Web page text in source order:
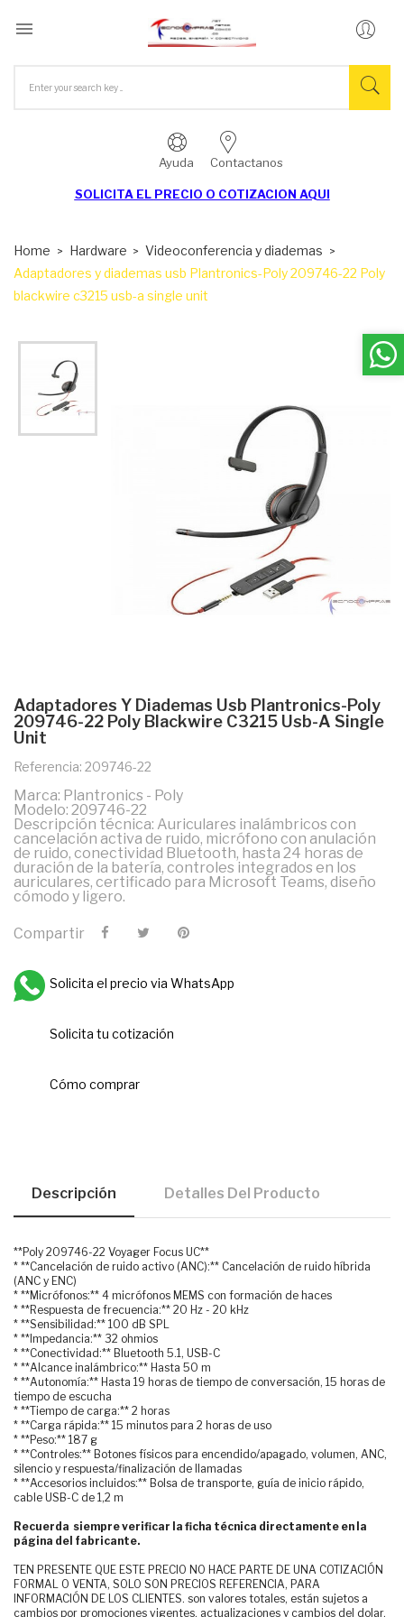

Ayuda Contactanos
SOLICITA EL PRECIO O COTIZACION AQUI
Home Hardware
Videoconferencia y diademas
Adaptadores y diademas usb Plantronics-Poly 209746-22 Poly
blackwire c3215 usb-a single unit
Adaptadores Y Diademas Usb Plantronics-Poly
209746-22 Poly Blackwire C3215 Usb-A Single
Unit
Referencia: 209746-22
Marca: Plantronics - Poly
Modelo: 209746-22
Descripción técnica: Auriculares inalámbricos con
cancelación activa de ruido, micrófono con anulación
de ruido, conectividad Bluetooth, hasta 24 horas de
duración de la batería, controles integrados en los
auriculares, certificado para Microsoft Teams, diseño
cómodo y ligero.
Compartir
Solicita el precio via WhatsApp
Solicita tu cotización
Cómo comprar
Descripción Detalles Del Producto
**Poly 209746-22 Voyager Focus UC**
* **Cancelación de ruido activo (ANC):** Cancelación de ruido híbrida
(ANC y ENC)
* **Micrófonos:** 4 micrófonos MEMS con formación de haces
* **Respuesta de frecuencia:** 20 Hz - 20 kHz
* **Sensibilidad:** 100 dB SPL
* **Impedancia:** 32 ohmios
* **Conectividad:** Bluetooth 5.1, USB-C
* **Alcance inalámbrico:** Hasta 50 m
* **Autonomía:** Hasta 19 horas de tiempo de conversación, 15 horas de
tiempo de escucha
* **Tiempo de carga:** 2 horas
* **Carga rápida:** 15 minutos para 2 horas de uso
* **Peso:** 187 g
* **Controles:** Botones físicos para encendido/apagado, volumen, ANC,
silencio y respuesta/finalización de llamadas
* **Accesorios incluidos:** Bolsa de transporte, guía de inicio rápido,
cable USB-C de 1,2 m
Recuerda siempre verificar la ficha técnica directamente en la
página del fabricante.
TEN PRESENTE QUE ESTE PRECIO NO HACE PARTE DE UNA COTIZACIÓN
FORMAL O VENTA, SOLO SON PRECIOS REFERENCIA, PARA
INFORMACIÓN DE LOS CLIENTES. son valores totales, están sujetos a
cambios por promociones vigentes, actualizaciones y cambios del dolar.